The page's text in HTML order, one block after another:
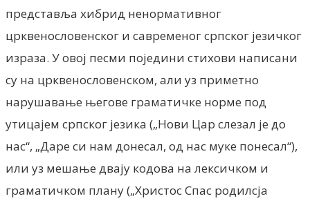
представља хибрид ненормативног
црквенословенског и савременог српског језичког
израза. У овој песми поједини стихови написани
су на црквенословенском, али уз приметно
нарушавање његове граматичке норме под
утицајем српског језика („Нови Цар слезал је до
нас“, „Даре си нам донесал, од нас муке понесал“),
или уз мешање двају кодова на лексичком и
граматичком плану („Христос Спас родилсја